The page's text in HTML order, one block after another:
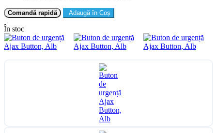
Comandă rapidă Adaugă în Coș
În stoc